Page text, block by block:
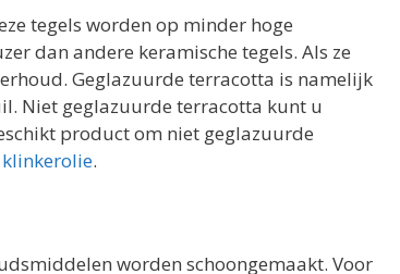
tegels worden op minder hoge
dan andere keramische tegels. Als ze
Geglazuurde terracotta is namelijk
Niet geglazuurde terracotta kunt u
product om niet geglazuurde
klinkerolie.
worden schoongemaakt. Voor